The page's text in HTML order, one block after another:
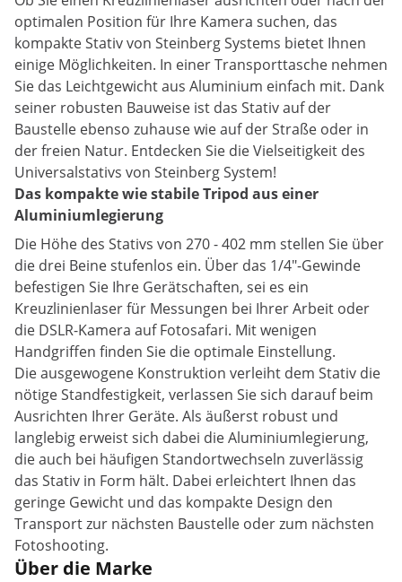
optimalen Position für Ihre Kamera suchen, das
kompakte Stativ von Steinberg Systems bietet Ihnen
einige Möglichkeiten. In einer Transporttasche nehmen
Sie das Leichtgewicht aus Aluminium einfach mit. Dank
seiner robusten Bauweise ist das Stativ auf der
Baustelle ebenso zuhause wie auf der Straße oder in
der freien Natur. Entdecken Sie die Vielseitigkeit des
Universalstativs von Steinberg System!
Das kompakte wie stabile Tripod aus einer
Aluminiumlegierung
Die Höhe des Stativs von 270 - 402 mm stellen Sie über
die drei Beine stufenlos ein. Über das 1/4"-Gewinde
befestigen Sie Ihre Gerätschaften, sei es ein
Kreuzlinienlaser für Messungen bei Ihrer Arbeit oder
die DSLR-Kamera auf Fotosafari. Mit wenigen
Handgriffen finden Sie die optimale Einstellung.
Die ausgewogene Konstruktion verleiht dem Stativ die
nötige Standfestigkeit, verlassen Sie sich darauf beim
Ausrichten Ihrer Geräte. Als äußerst robust und
langlebig erweist sich dabei die Aluminiumlegierung,
die auch bei häufigen Standortwechseln zuverlässig
das Stativ in Form hält. Dabei erleichtert Ihnen das
geringe Gewicht und das kompakte Design den
Transport zur nächsten Baustelle oder zum nächsten
Fotoshooting.
Über die Marke